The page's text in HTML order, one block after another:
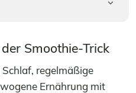
Smoothie-Trick
regelmäßige
Ernährung mit